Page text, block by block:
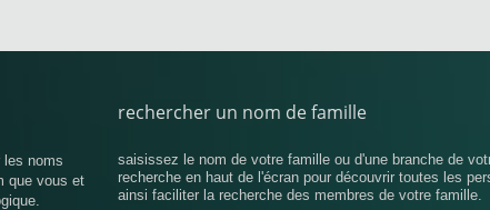
les noms
que vous et
rechercher un nom de famille
saisissez le nom de votre famille ou d'une branche de
recherche en haut de l'écran pour découvrir toutes les
ainsi faciliter la recherche des membres de votre famille.